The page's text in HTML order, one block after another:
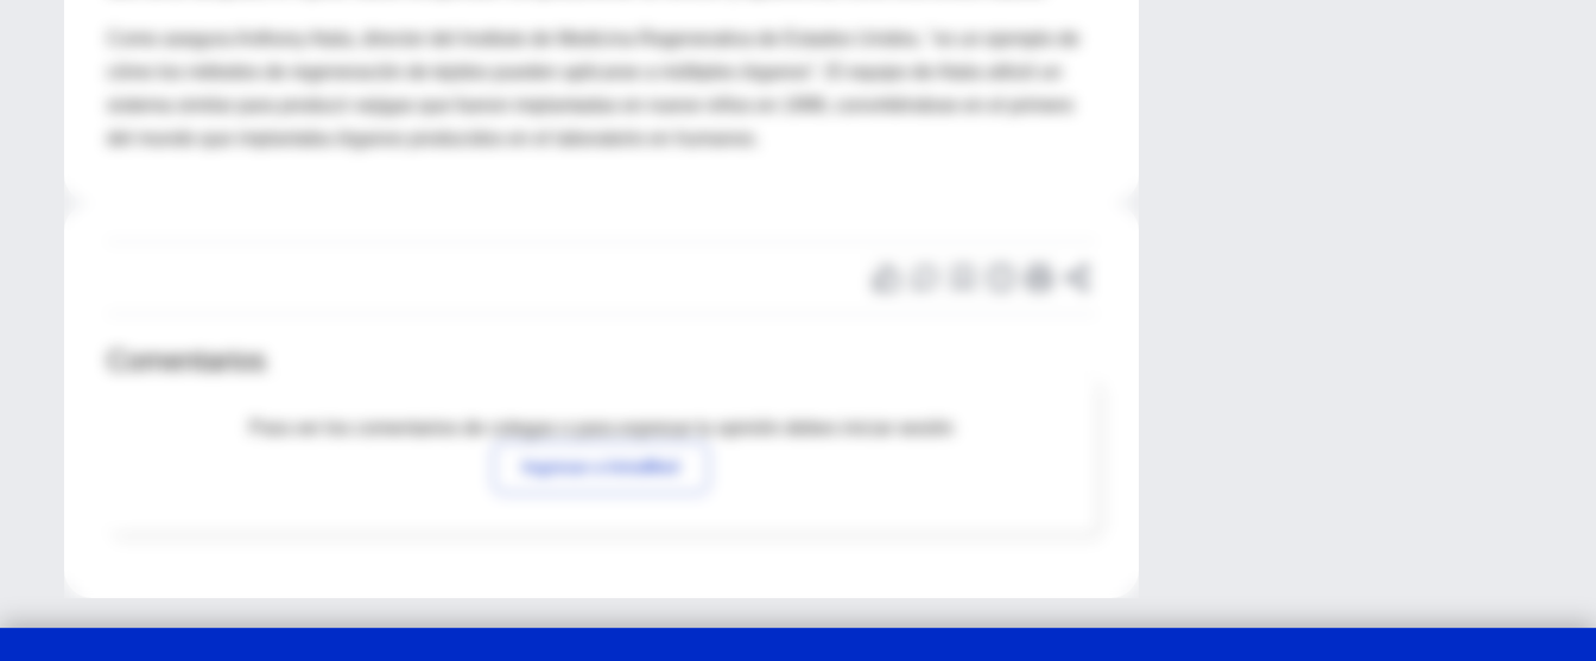
Como asegura Anthony Atala, director del Instituto de Medicina Regenerativa de Estados Unidos, "es un ejemplo de
cómo los métodos de regeneración de tejidos pueden aplicarse a múltiples órganos". El equipo de Atala utilizó un
sistema similar para producir vejigas que fueron implantadas en nueve niños en 1998, convirtiéndose en el primero
del mundo que implantaba órganos producidos en el laboratorio en humanos.
Comentarios
Para ver los comentarios de colegas o para expresar tu opinión debes iniciar sesión
Ingresar a IntraMed